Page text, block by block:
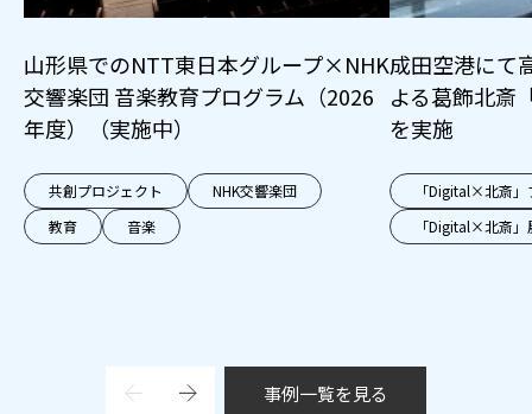
山形県でのNTT東日本グループ×NHK
交響楽団 音楽教育プログラム（2026
年度）（実施中）
共創プロジェクト
NHK交響楽団
教育
音楽
成田空港にて
よる葛飾北斎
を実施
「Digital×北斎
「Digital×北斎」
事例一覧を見る